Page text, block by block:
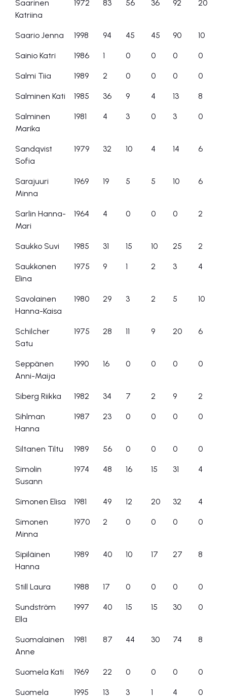
Saarinen
Katriina
1972 83 56 36 92 20
Saario Jenna 1998 94 45 45 90 10
Sainio Katri 1986 1 0 0 0 0
Salmi Tiia 1989 2 0 0 0 0
Salminen Kati 1985 36 9 4 13 8
Salminen
Marika
1981 4 3 0 3 0
Sandqvist
Sofia
1979 32 10 4 14 6
Sarajuuri
Minna
1969 19 5 5 10 6
Sarlin Hanna-
Mari
1964 4 0 0 0 2
Saukko Suvi 1985 31 15 10 25 2
Saukkonen
Elina
1975 9 1 2 3 4
Savolainen
Hanna-Kaisa
1980 29 3 2 5 10
Schilcher
Satu
1975 28 11 9 20 6
Seppänen
Anni-Maija
1990 16 0 0 0 0
Siberg Riikka 1982 34 7 2 9 2
Sihlman
Hanna
1987 23 0 0 0 0
Siltanen Tiltu 1989 56 0 0 0 0
Simolin
Susann
1974 48 16 15 31 4
Simonen Elisa 1981 49 12 20 32 4
Simonen
Minna
1970 2 0 0 0 0
Sipiläinen
Hanna
1989 40 10 17 27 8
Still Laura 1988 17 0 0 0 0
Sundström
Ella
1997 40 15 15 30 0
Suomalainen
Anne
1981 87 44 30 74 8
Suomela Kati 1969 22 0 0 0 0
Suomela
1995 13 3 1 4 0